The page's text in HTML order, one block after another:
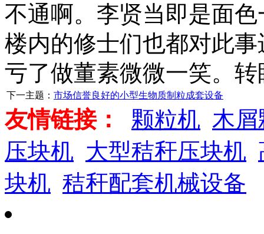
不通啊。李贤当即是面
楼内的修士们也都对此
亏了做董素微微一笑。
下一主题： 市场信誉良好的小型生物质制粒成套设备
友情链接： 颗粒机 木屑
压块机 大型秸秆压块机
块机 秸秆配套机械设备